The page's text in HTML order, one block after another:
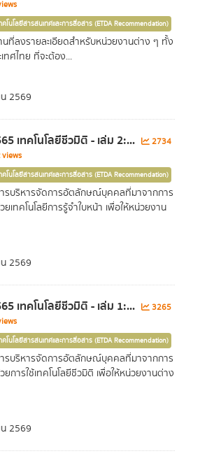
โนโลยีสารสนเทศและการสื่อสาร (ETDA Recommendation)
นที่ลงรายละเอียดสำหรับหน่วยงานต่าง ๆ ทั้ง
ทศไทย ที่จะต้อง...
2569
เทคโนโลยีชีวมิติ - เล่ม 2:...
2734
โนโลยีสารสนเทศและการสื่อสาร (ETDA Recommendation)
ารบริหารจัดการอัตลักษณ์บุคคลที่มาจากการ
เทคโนโลยีการรู้จำใบหน้า เพื่อให้หน่วยงาน
2569
เทคโนโลยีชีวมิติ - เล่ม 1:...
3265
โนโลยีสารสนเทศและการสื่อสาร (ETDA Recommendation)
ารบริหารจัดการอัตลักษณ์บุคคลที่มาจากการ
การใช้เทคโนโลยีชีวมิติ เพื่อให้หน่วยงานต่าง
2569